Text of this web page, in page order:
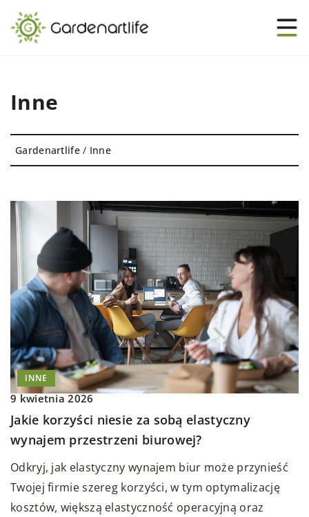
Inne
Gardenartlife/ Inne
INNE
9 kwietnia 2026
Jakie korzyści niesie za sobą elastyczny
wynajem przestrzeni biurowej?
Odkryj, jak elastyczny wynajem biur może przynieść
Twojej firmie szereg korzyści, w tym optymalizację
kosztów, większą elastyczność operacyjną oraz